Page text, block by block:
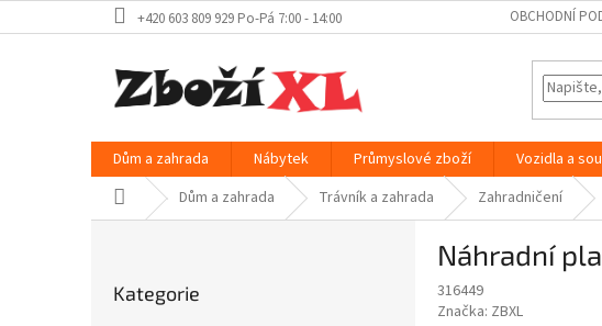
na
+420 603 809 929 Po-Pá 7:00 - 14:00 OBCHODNÍ
Dům a zahrada Nábytek Průmyslové zboží Vozidla a
Domů Dům a zahrada Trávník a zahrada Zahradničení
kategorie
Kategorie
Náhradní
316449
Značka: ZBXL